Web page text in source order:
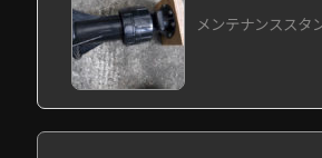
メンテナンススタ